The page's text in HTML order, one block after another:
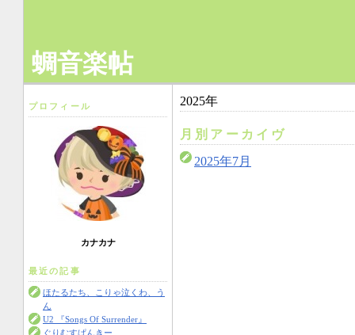
蜩音楽帖
プロフィール
カナカナ
最近の記事
ほたるたち、こりゃ泣くわ、う
ん
U2 『Songs Of Surrender』
ぐりむすぱんきー
2025年
月別アーカイヴ
2025年7月